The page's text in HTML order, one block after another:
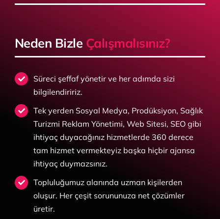
Neden Bizle Çalışmalısınız?
Süreci şeffaf yönetir ve her adımda sizi
bilgilendiririz.
Tek yerden Sosyal Medya, Prodüksiyon, Sağlık
Turizmi Reklam Yönetimi, Web Sitesi, SEO gibi
ihtiyaç duyacağınız hizmetlerde 360 derece
tam hizmet vermekteyiz başka hiçbir ajansa
ihtiyaç duymazsınız.
Topluluğumuz alanında uzman kişilerden
oluşur. Her çeşit sorununuza net çözümler
üretir.